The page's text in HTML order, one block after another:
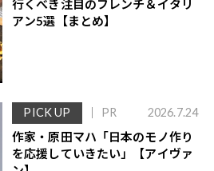
行くべき注目のフレンチ＆イタリ
アン5選【まとめ】
PICK UP PR 2026.7.24
作家・原田マハ「日本のモノ作り
を応援していきたい」【アイヴァ